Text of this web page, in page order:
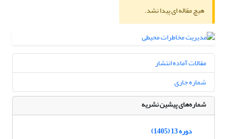
هیچ مقاله ای پیدا نشد.
مقالات آماده انتشار
شماره جاری
شماره‌های پیشین نشریه
دوره 13 (1405)